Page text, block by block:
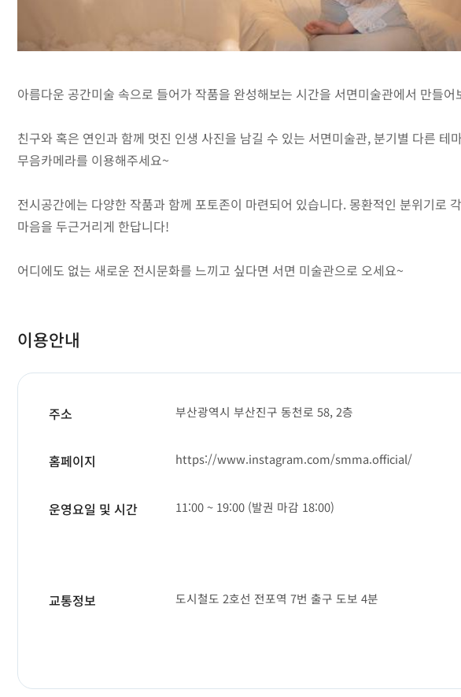
아름다운 공간미술 속으로 들어가 작품을 완성해보는 시간을 서면미술관에서 만들어
친구와 혹은 연인과 함께 멋진 인생 사진을 남길 수 있는 서면미술관, 분기별 다른
무음카메라를 이용해주세요~
전시공간에는 다양한 작품과 함께 포토존이 마련되어 있습니다. 몽환적인 분위기로
마음을 두근거리게 한답니다!
어디에도 없는 새로운 전시문화를 느끼고 싶다면 서면 미술관으로 오세요~
이용안내
주소 부산광역시 부산진구 동천로 58, 2층
홈페이지 https://www.instagram.com/smma.official/
운영요일 및 시간 11:00 ~ 19:00 (발권 마감 18:00)
교통정보 도시철도 2호선 전포역 7번 출구 도보 4분